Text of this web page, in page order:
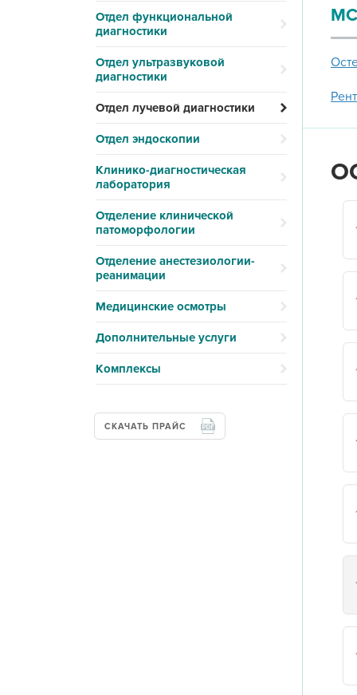
Отдел функциональной
диагностики
Отдел ультразвуковой
диагностики
Отдел лучевой диагностики
Отдел эндоскопии
Клинико-диагностическая
лаборатория
Отделение клинической
патоморфологии
Отделение анестезиологии-
реанимации
Медицинские осмотры
Дополнительные услуги
Комплексы
СКАЧАТЬ ПРАЙС